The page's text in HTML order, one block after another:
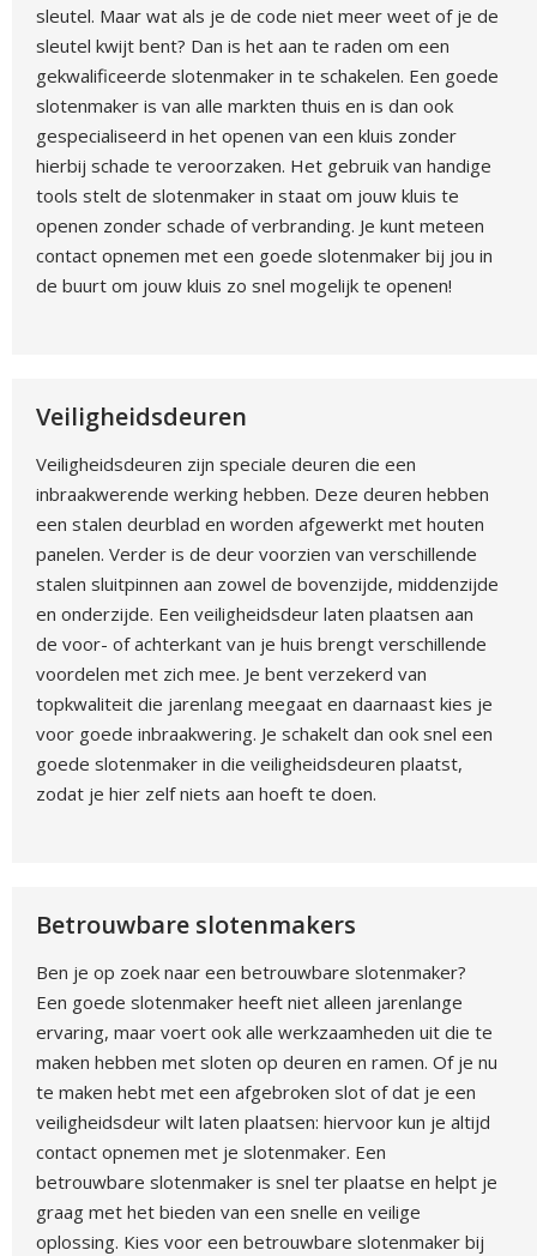
sleutel. Maar wat als je de code niet meer weet of je de
sleutel kwijt bent? Dan is het aan te raden om een
gekwalificeerde slotenmaker in te schakelen. Een goede
slotenmaker is van alle markten thuis en is dan ook
gespecialiseerd in het openen van een kluis zonder
hierbij schade te veroorzaken. Het gebruik van handige
tools stelt de slotenmaker in staat om jouw kluis te
openen zonder schade of verbranding. Je kunt meteen
contact opnemen met een goede slotenmaker bij jou in
de buurt om jouw kluis zo snel mogelijk te openen!
Veiligheidsdeuren
Veiligheidsdeuren zijn speciale deuren die een
inbraakwerende werking hebben. Deze deuren hebben
een stalen deurblad en worden afgewerkt met houten
panelen. Verder is de deur voorzien van verschillende
stalen sluitpinnen aan zowel de bovenzijde, middenzijde
en onderzijde. Een veiligheidsdeur laten plaatsen aan
de voor- of achterkant van je huis brengt verschillende
voordelen met zich mee. Je bent verzekerd van
topkwaliteit die jarenlang meegaat en daarnaast kies je
voor goede inbraakwering. Je schakelt dan ook snel een
goede slotenmaker in die veiligheidsdeuren plaatst,
zodat je hier zelf niets aan hoeft te doen.
Betrouwbare slotenmakers
Ben je op zoek naar een betrouwbare slotenmaker?
Een goede slotenmaker heeft niet alleen jarenlange
ervaring, maar voert ook alle werkzaamheden uit die te
maken hebben met sloten op deuren en ramen. Of je nu
te maken hebt met een afgebroken slot of dat je een
veiligheidsdeur wilt laten plaatsen: hiervoor kun je altijd
contact opnemen met je slotenmaker. Een
betrouwbare slotenmaker is snel ter plaatse en helpt je
graag met het bieden van een snelle en veilige
oplossing. Kies voor een betrouwbare slotenmaker bij